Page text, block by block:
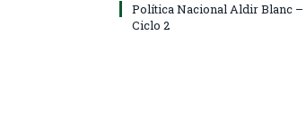
Política Nacional Aldir Blanc –
Ciclo 2